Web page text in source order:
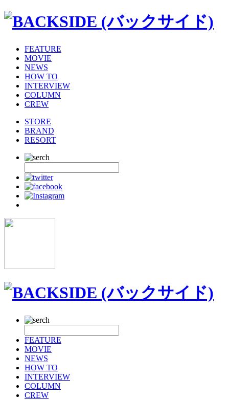
FEATURE
MOVIE
NEWS
HOW TO
INTERVIEW
COLUMN
CREW
STORE
BRAND
RESORT
FEATURE
MOVIE
NEWS
HOW TO
INTERVIEW
COLUMN
CREW